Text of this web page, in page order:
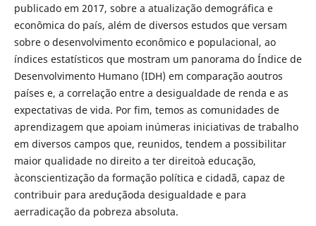
publicado em 2017, sobre a atualização demográfica e
econômica do país, além de diversos estudos que versam
sobre o desenvolvimento econômico e populacional, ao
índices estatísticos que mostram um panorama do Índice de
Desenvolvimento Humano (IDH) em comparação aoutros
países e, a correlação entre a desigualdade de renda e as
expectativas de vida. Por fim, temos as comunidades de
aprendizagem que apoiam inúmeras iniciativas de trabalho
em diversos campos que, reunidos, tendem a possibilitar
maior qualidade no direito a ter direitoà educação,
àconscientização da formação política e cidadã, capaz de
contribuir para areduçãoda desigualdade e para
aerradicação da pobreza absoluta.